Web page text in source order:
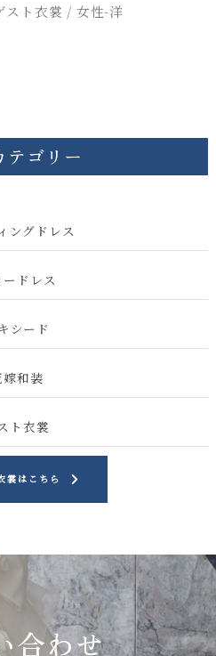
テゴリー
ングドレス
ードレス
シード
嫁和装
ト衣裳
裳はこちら
スト衣裳 / 女性-洋
合わせ